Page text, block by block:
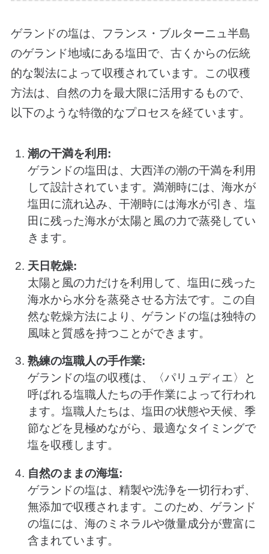
ゲランドの塩は、フランス・ブルターニュ半島
のゲランド地域にある塩田で、古くからの伝統
的な製法によって収穫されています。この収穫
方法は、自然の力を最大限に活用するもので、
以下のような特徴的なプロセスを経ています。
潮の干満を利用:
ゲランドの塩田は、大西洋の潮の干満を利用
して設計されています。満潮時には、海水が
塩田に流れ込み、干潮時には海水が引き、塩
田に残った海水が太陽と風の力で蒸発してい
きます。
天日乾燥:
太陽と風の力だけを利用して、塩田に残った
海水から水分を蒸発させる方法です。この自
然な乾燥方法により、ゲランドの塩は独特の
風味と質感を持つことができます。
熟練の塩職人の手作業:
ゲランドの塩の収穫は、〈パリュディエ〉と
呼ばれる塩職人たちの手作業によって行われ
ます。塩職人たちは、塩田の状態や天候、季
節などを見極めながら、最適なタイミングで
塩を収穫します。
自然のままの海塩:
ゲランドの塩は、精製や洗浄を一切行わず、
無添加で収穫されます。このため、ゲランド
の塩には、海のミネラルや微量成分が豊富に
含まれています。